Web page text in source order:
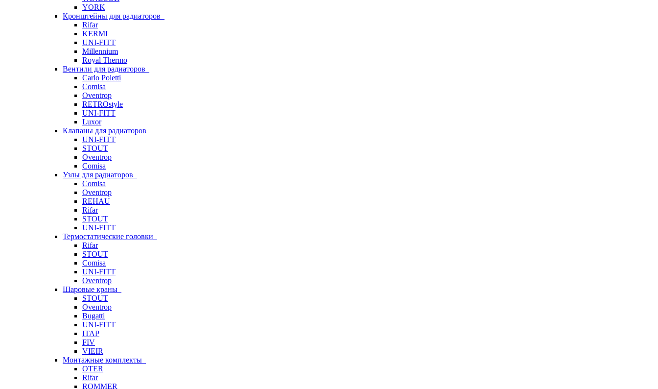
YORK
Кронштейны для радиаторов
Rifar
KERMI
UNI-FITT
Millennium
Royal Thermo
Вентили для радиаторов
Carlo Poletti
Comisa
Oventrop
RETROstyle
UNI-FITT
Luxor
Клапаны для радиаторов
UNI-FITT
STOUT
Oventrop
Comisa
Узлы для радиаторов
Comisa
Oventrop
REHAU
Rifar
STOUT
UNI-FITT
Термостатические головки
Rifar
STOUT
Comisa
UNI-FITT
Oventrop
Шаровые краны
STOUT
Oventrop
Bugatti
UNI-FITT
ITAP
FIV
VIEIR
Монтажные комплекты
OTER
Rifar
ROMMER